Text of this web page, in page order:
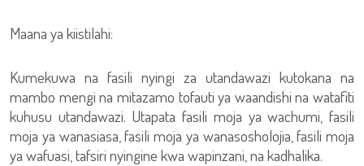
Maana ya kiistilahi:
Kumekuwa na fasili nyingi za utandawazi kutokana na
mambo mengi na mitazamo tofauti ya waandishi na watafiti
kuhusu utandawazi. Utapata fasili moja ya wachumi, fasili
moja ya wanasiasa, fasili moja ya wanasosholojia, fasili moja
ya wafuasi, tafsiri nyingine kwa wapinzani, na kadhalika.